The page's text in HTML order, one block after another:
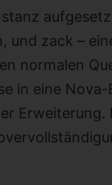
und zack –
normalen
in eine
Erweiterung.